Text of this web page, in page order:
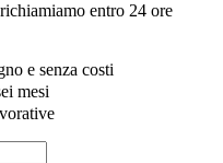
entro 24 ore
e senza costi
mesi